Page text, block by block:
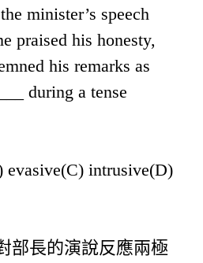
minister’s speech
praised his honesty,
his remarks as
during a tense
evasive(C) intrusive(D)
部長的演說反應兩極